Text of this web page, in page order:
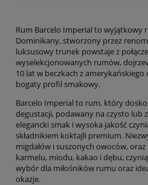
Rum Barcelo Imperial to wyjątkowy
Dominikany, stworzony przez
luksusowy trunek powstaje z
wyselekcjonowanych rumów,
10 lat w beczkach z amerykańskiego
bogaty profil smakowy.
Barcelo Imperial to rum, który
degustacji, podawany na czysto lub
elegancki smak i wysoka jakość
składnikiem koktajli premium.
migdałów i suszonych owoców,
karmelu, miodu, kakao i dębu,
wybór dla miłośników rumu oraz
okazje.